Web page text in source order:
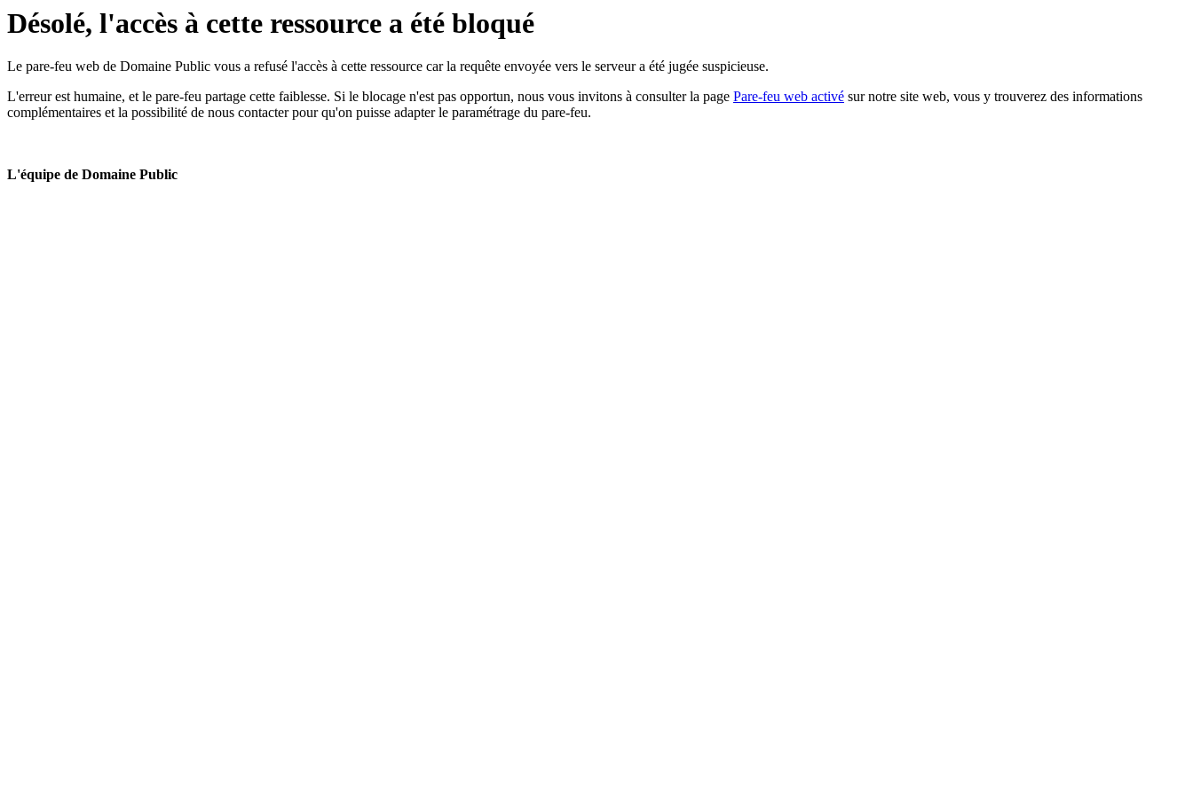
Désolé, l'accès à cette ressource a été bloqué
Le pare-feu web de Domaine Public vous a refusé l'accès à cette ressource car la requête envoyée vers le serveur a été jugée suspicieuse.
L'erreur est humaine, et le pare-feu partage cette faiblesse. Si le blocage n'est pas opportun, nous vous invitons à consulter la page Pare-feu web activé sur notre site web, vous y trouverez des informations
complémentaires et la possibilité de nous contacter pour qu'on puisse adapter le paramétrage du pare-feu.
L'équipe de Domaine Public